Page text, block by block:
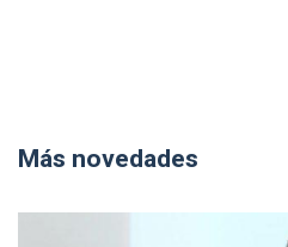
Más novedades